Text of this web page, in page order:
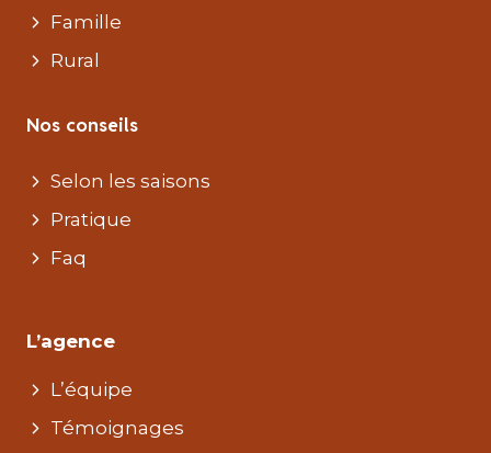
Famille
Rural
Nos conseils
Selon les saisons
Pratique
Faq
L’agence
L’équipe
Témoignages